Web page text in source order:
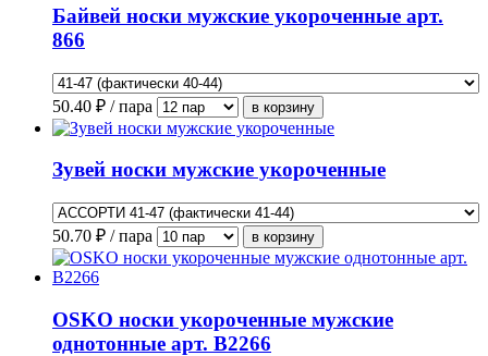
Байвей носки мужские укороченные арт.
866
50.40 ₽ / пара
Зувей носки мужские укороченные
50.70 ₽ / пара
OSKO носки укороченные мужские
однотонные арт. В2266